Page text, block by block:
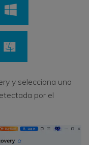
y selecciona una
por el